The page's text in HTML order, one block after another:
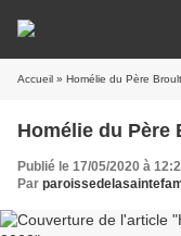
Accueil » Homélie du Père
Publié le 17/05/2020 à
Par